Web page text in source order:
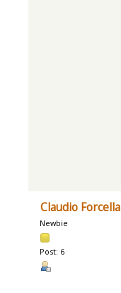
Claudio Forcella
Newbie
Post: 6